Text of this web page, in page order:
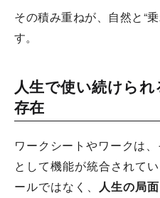
その積み重ねが、自然と“
す。
人生で使い続けら
存在
ワークシートやワークは
として機能が統合されて
ールではなく、 人生の局